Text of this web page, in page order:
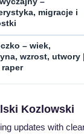
migracje i
– wiek,
wzrost, utwory
Kozlowski
updates with